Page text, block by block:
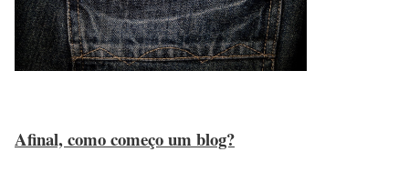
Afinal, como começo um blog?